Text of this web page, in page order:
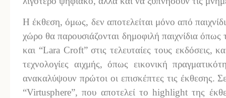
Η έκθεση, όμως, δεν αποτελείται μόνο από
χώρο θα παρουσιάζονται δημοφιλή παιχνίδια
και “Lara Croft” στις τελευταίες τους εκδόσεις,
τεχνολογίες αιχμής, όπως εικονική
ανακαλύψουν πρώτοι οι επισκέπτες τις έκθεσης.
“Virtusphere”, που αποτελεί το highlight της